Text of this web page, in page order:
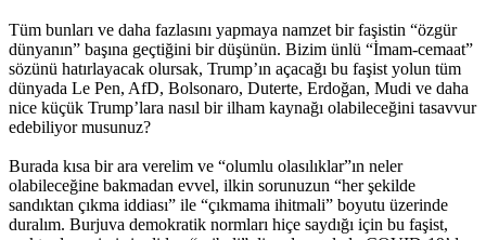
Tüm bunları ve daha fazlasını yapmaya namzet bir faşistin “özgür
dünyanın” başına geçtiğini bir düşünün. Bizim ünlü “İmam-cemaat”
sözünü hatırlayacak olursak, Trump’ın açacağı bu faşist yolun tüm
dünyada Le Pen, AfD, Bolsonaro, Duterte, Erdoğan, Mudi ve daha
nice küçük Trump’lara nasıl bir ilham kaynağı olabileceğini tasavvur
edebiliyor musunuz?
Burada kısa bir ara verelim ve “olumlu olasılıklar”ın neler
olabileceğine bakmadan evvel, ilkin sorunuzun “her şekilde
sandıktan çıkma iddiası” ile “çıkmama ihitmali” boyutu üzerinde
duralım. Burjuva demokratik normları hiçe saydığı için bu faşist,